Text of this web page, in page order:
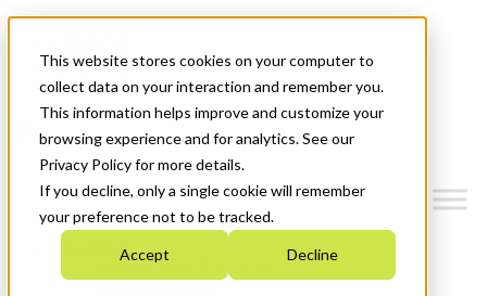
This website stores cookies on your computer to
collect data on your interaction and remember you.
This information helps improve and customize your
browsing experience and for analytics. See our
Privacy Policy for more details.
If you decline, only a single cookie will remember
your preference not to be tracked.
Accept Decline
News & Events
Get Started
Menu
Who We Are
Strategic Plan 2026-2030